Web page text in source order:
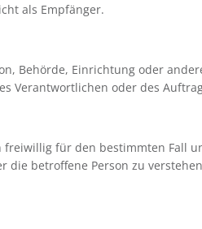
als Empfänger.
Behörde, Einrichtung oder
Verantwortlichen oder des
freiwillig für den bestimmten Fall
die betroffene Person zu